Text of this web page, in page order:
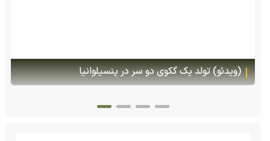
(ویدئو) تصاویر شگفت‌انگیز از مارمولک گلو بادبزنی که
هنگام خطر یک مایع چسبناک از بدنش پرتاب می‌کند